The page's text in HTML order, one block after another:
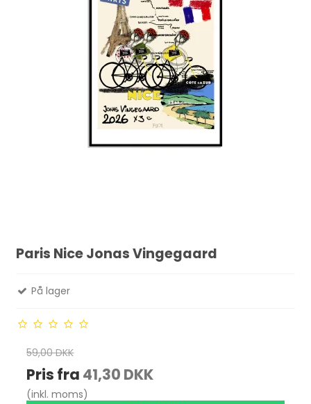
Paris Nice Jonas Vingegaard
På lager
59,00 DKK
Pris fra 41,30 DKK
(inkl. moms)